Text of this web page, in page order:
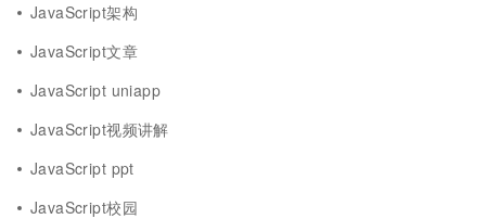
JavaScript架构
JavaScript文章
JavaScript uniapp
JavaScript视频讲解
JavaScript ppt
JavaScript校园